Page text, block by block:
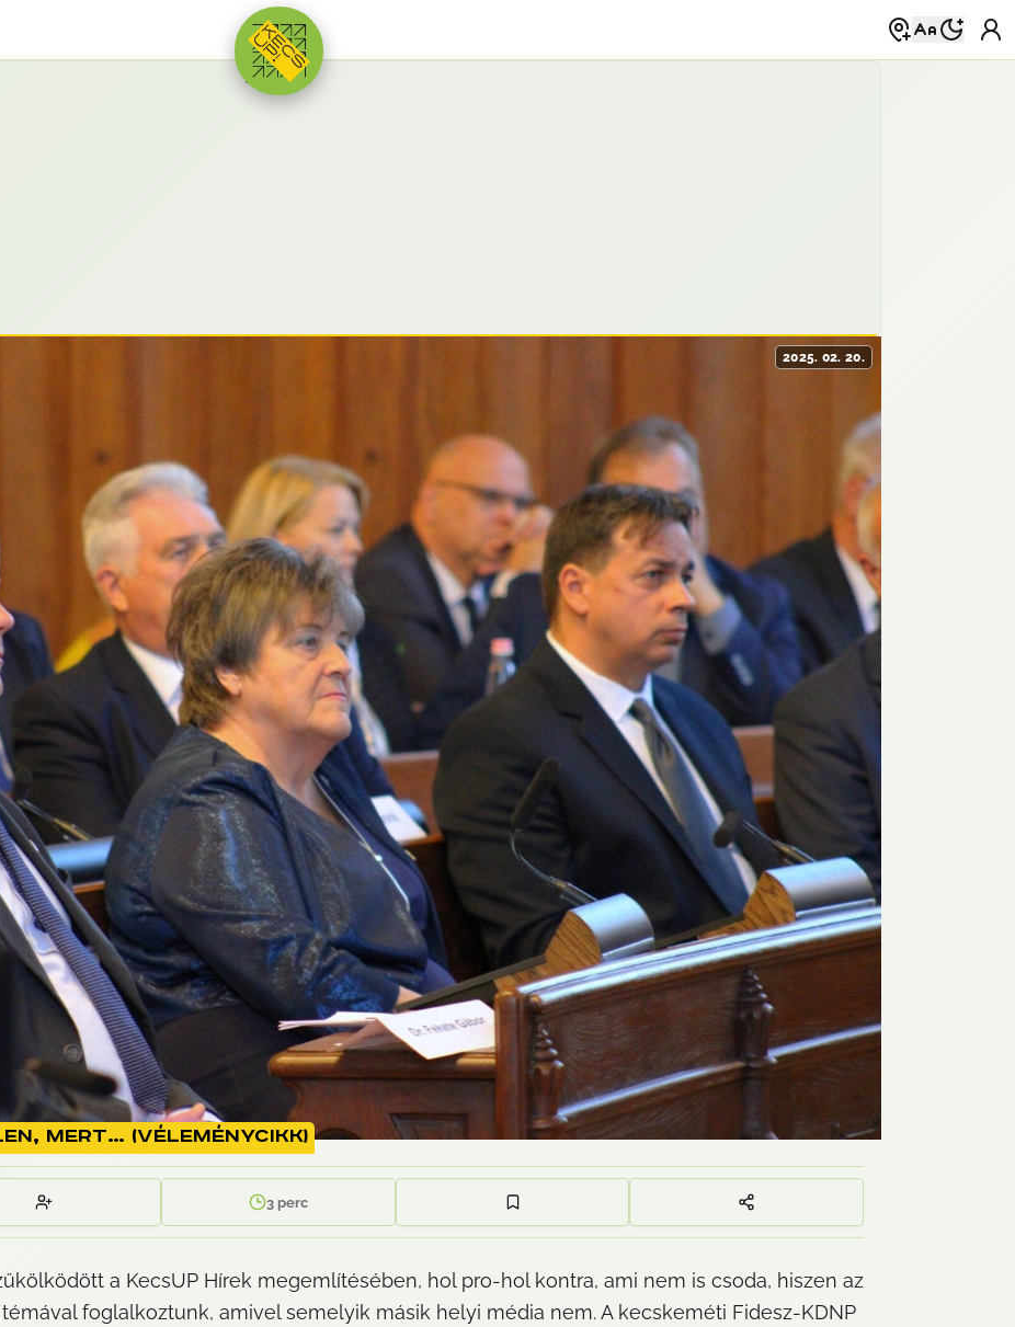
HIRDETÉS
2025. 02. 20.
mert… (véleménycikk)
3perc
a KecsUP Hírek megemlítésében, hol pro-hol kontra, ami nem is csoda, hiszen az
foglalkoztunk, amivel semelyik másik helyi média nem. A kecskeméti Fidesz-KDNP